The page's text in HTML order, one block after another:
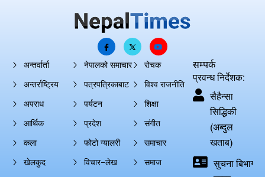
अन्तर्वार्ता
अन्तर्राष्ट्रिय
अपराध
आर्थिक
कला
खेलकुद
नेपालको समाचार
पत्रपत्रिकाबाट
पर्यटन
प्रदेश
फोटो ग्यालरी
विचार–लेख
रोचक
विश्व राजनीति
शिक्षा
संगीत
समाचार
समाज
सम्पर्क
प्रवन्ध निर्देशक:
सैहैन्सा
सिद्धिकी
(अब्दुल
खताब)
सुचना बिभाग